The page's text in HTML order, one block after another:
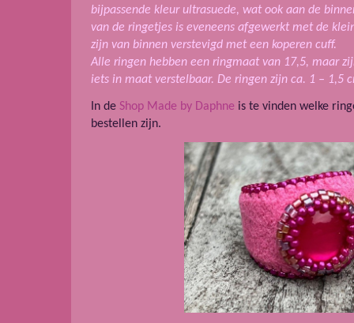
bijpassende kleur ultrasuede, wat ook aan de
van de ringetjes is eveneens afgewerkt met de
zijn van binnen verstevigd met een koperen cuff.
Alle ringen hebben een ringmaat van 17,5, maar
iets in maat verstelbaar. De ringen zijn ca. 1 – 1,5
In de Shop Made by Daphne is te vinden welke
bestellen zijn.